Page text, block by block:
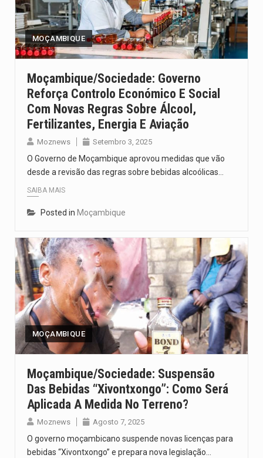
Um dos casos mais graves envolveu a residência de Sam…
A cidade de Bunia, capital da província de Ituri, tornou-se…
Legislação, renomeada em homenagem ao falecido senador Lindsey Graham, foi…
MOÇAMBIQUE
Moçambique/Sociedade: Governo
Reforça Controlo Económico E Social
Com Novas Regras Sobre Álcool,
Fertilizantes, Energia E Aviação
Moznews Setembro 3, 2025
O Governo de Moçambique aprovou medidas que vão
desde a revisão das regras sobre bebidas alcoólicas…
SAIBA MAIS
Posted in Moçambique
MOÇAMBIQUE
Moçambique/Sociedade: Suspensão
Das Bebidas “Xivontxongo”: Como Será
Aplicada A Medida No Terreno?
Moznews Agosto 7, 2025
O governo moçambicano suspende novas licenças para
bebidas “Xivontxongo” e prepara nova legislação…